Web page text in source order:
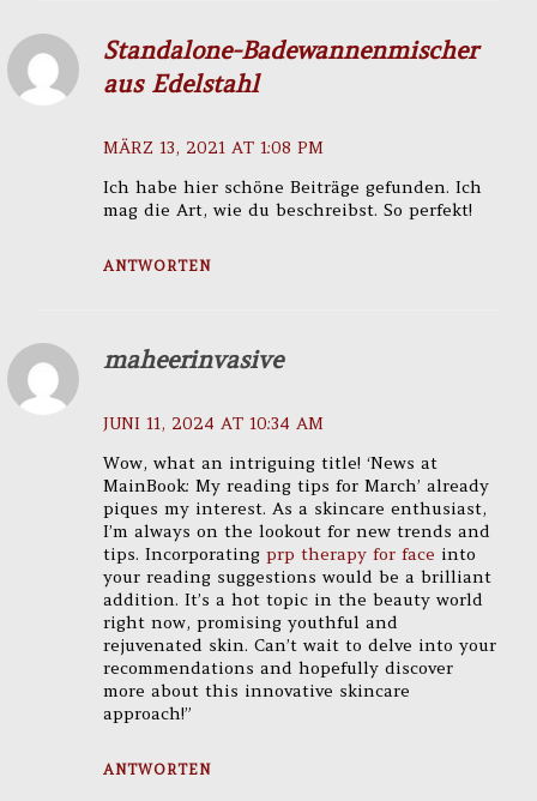
Standalone-Badewannenmischer
aus Edelstahl
MÄRZ 13, 2021 AT 1:08 PM
Ich habe hier schöne Beiträge gefunden. Ich
mag die Art, wie du beschreibst. So perfekt!
ANTWORTEN
maheerinvasive
JUNI 11, 2024 AT 10:34 AM
Wow, what an intriguing title! ‘News at
MainBook: My reading tips for March’ already
piques my interest. As a skincare enthusiast,
I’m always on the lookout for new trends and
tips. Incorporating prp therapy for face into
your reading suggestions would be a brilliant
addition. It’s a hot topic in the beauty world
right now, promising youthful and
rejuvenated skin. Can’t wait to delve into your
recommendations and hopefully discover
more about this innovative skincare
approach!”
ANTWORTEN